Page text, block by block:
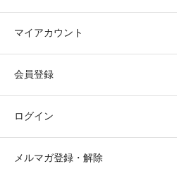
マイアカウント
会員登録
ログイン
メルマガ登録・解除